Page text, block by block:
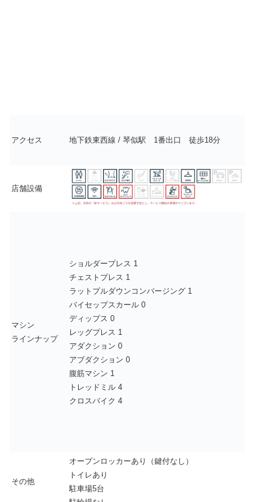
アクセス 地下鉄東西線 / 琴似駅 1番出口 徒歩18分
店舗設備
マシン
ラインナップ
ショルダープレス 1
チェストプレス 1
ラットプルダウンコンバージング 1
バイセップスカール 0
ディップス 0
レッグプレス 1
アダクション 0
アブダクション 0
腹筋マシン 1
トレッドミル 4
クロスバイク 4
その他
オープンロッカーあり（鍵付なし）
トイレあり
駐車場5台